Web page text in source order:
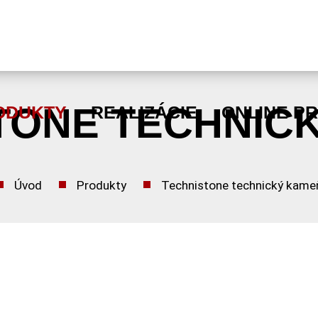
REALIZÁCIE ONLINE
Úvod Produkty Technistone technický